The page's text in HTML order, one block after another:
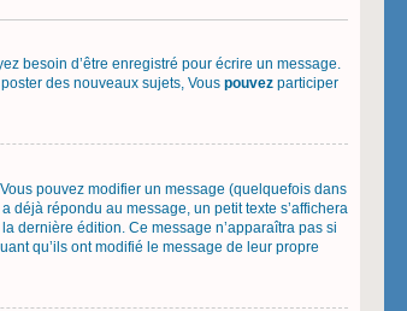
besoin d’être enregistré pour écrire un message.
poster des nouveaux sujets, Vous pouvez participer
pouvez modifier un message (quelquefois dans
déjà répondu au message, un petit texte s’affichera
dernière édition. Ce message n’apparaîtra pas si
qu’ils ont modifié le message de leur propre